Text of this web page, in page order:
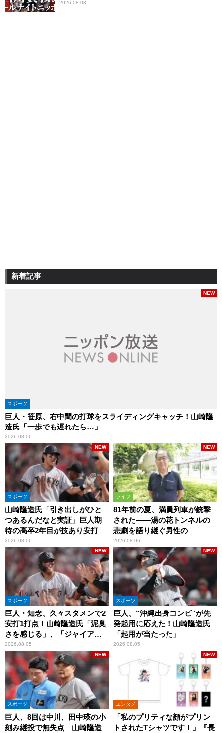
2026.08.03
新着記事
スポーツ
巨人・笹原、右中間の打球をスライディングキャッチ！山崎隆
造氏「一歩でも遅れたら…」
2026.08.06
NEW
スポーツ
山崎隆造氏「引き出しがひと
つあるんだなと実証」巨人期
待の高卒2年目が技あり安打
2026.08.06
NEW
ライフ
81年前の夏、満員列車が銃撃
された――湯の花トンネルの
悲劇を語り継ぐ男性の
2026.08.06
NEW
スポーツ
巨人・知念、久々スタメンで2
安打1打点！山崎隆造氏「泥臭
さを感じる」、「ジャイアン
ツには少ないタイプ」
2026.08.05
NEW
スポーツ
巨人、“沖縄出身コンビ”が先
発起用に応えた！山崎隆造氏
「起用が当たった」
2026.08.05
NEW
スポーツ
巨人、8回は中川、田中瑛の小
刻み継投で無失点 山崎隆造
NEW
エンタメ
「私のプリティな顔がプリン
トされたTシャツです！」『長
NEW